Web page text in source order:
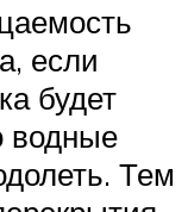
если
будет
водные
Тем